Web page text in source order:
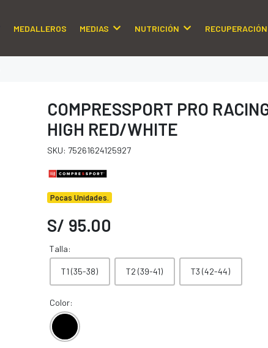
MEDALLEROS MEDIAS NUTRICIÓN RECUPERACIÓN
COMPRESSPORT PRO
HIGH RED/WHITE
SKU: 75261624125927
Pocas Unidades.
S/ 95.00
Talla:
T1 (35-38) T2 (39-41) T3 (42-44)
Color: